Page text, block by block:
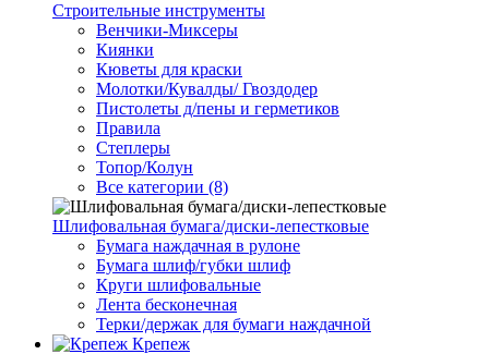
Строительные инструменты
Венчики-Миксеры
Киянки
Кюветы для краски
Молотки/Кувалды/ Гвоздодер
Пистолеты д/пены и герметиков
Правила
Степлеры
Топор/Колун
Все категории (8)
Шлифовальная бумага/диски-лепестковые
Бумага наждачная в рулоне
Бумага шлиф/губки шлиф
Круги шлифовальные
Лента бесконечная
Терки/держак для бумаги наждачной
Крепеж